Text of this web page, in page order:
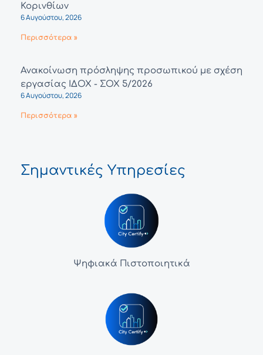
Κορινθίων
6 Αυγούστου, 2026
Περισσότερα »
Ανακοίνωση πρόσληψης προσωπικού με σχέση
εργασίας ΙΔΟΧ - ΣΟΧ 5/2026
6 Αυγούστου, 2026
Περισσότερα »
Σημαντικές Υπηρεσίες
Ψηφιακά Πιστοποιητικά